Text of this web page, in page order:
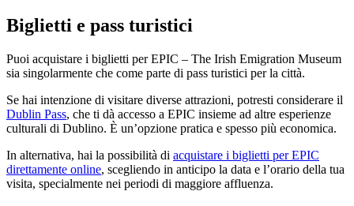
Biglietti e pass turistici
Puoi acquistare i biglietti per EPIC – The Irish Emigration Museum
sia singolarmente che come parte di pass turistici per la città.
Se hai intenzione di visitare diverse attrazioni, potresti considerare il
Dublin Pass, che ti dà accesso a EPIC insieme ad altre esperienze
culturali di Dublino. È un’opzione pratica e spesso più economica.
In alternativa, hai la possibilità di acquistare i biglietti per EPIC
direttamente online, scegliendo in anticipo la data e l’orario della tua
visita, specialmente nei periodi di maggiore affluenza.